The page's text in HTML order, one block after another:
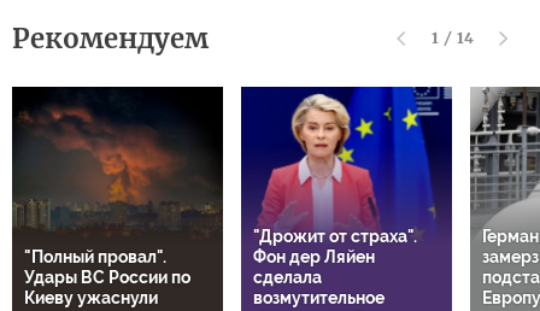
Рекомендуем 1 / 14
"Полный провал".
Удары ВС России по
Киеву ужаснули
"Дрожит от страха".
Фон дер Ляйен
сделала
возмутительное